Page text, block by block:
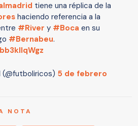
tiene una réplica de la
haciendo referencia a la
#River y #Boca en su
#Bernabeu.
(@futboliricos) 5 de febrero
NOTA